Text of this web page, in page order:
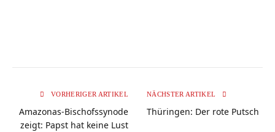
VORHERIGER ARTIKEL
Amazonas-Bischofssynode
zeigt: Papst hat keine Lust
NÄCHSTER ARTIKEL
Thüringen: Der rote Putsch